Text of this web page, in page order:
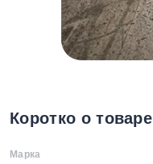
Коротко о товаре
Марка